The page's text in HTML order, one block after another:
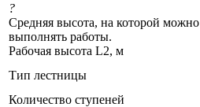
?
Средняя высота, на которой можно
выполнять работы.
Рабочая высота L2, м
Тип лестницы
Количество ступеней